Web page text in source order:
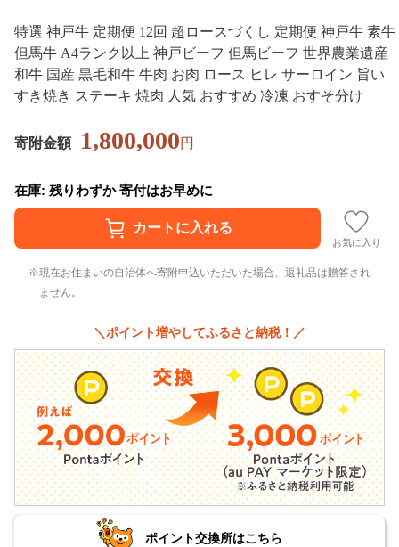
特選 神戸牛 定期便 12回 超ロースづくし 定期便 神戸牛 素牛
但馬牛 A4ランク以上 神戸ビーフ 但馬ビーフ 世界農業遺産
和牛 国産 黒毛和牛 牛肉 お肉 ロース ヒレ サーロイン 旨い
すき焼き ステーキ 焼肉 人気 おすすめ 冷凍 おすそ分け
寄附金額 1,800,000円
在庫: 残りわずか 寄付はお早めに
お気に入り
現在お住まいの自治体へ寄附申込いただいた場合、返礼品は贈答され
ません。
＼ポイント増やしてふるさと納税！／
ポイント交換所はこちら